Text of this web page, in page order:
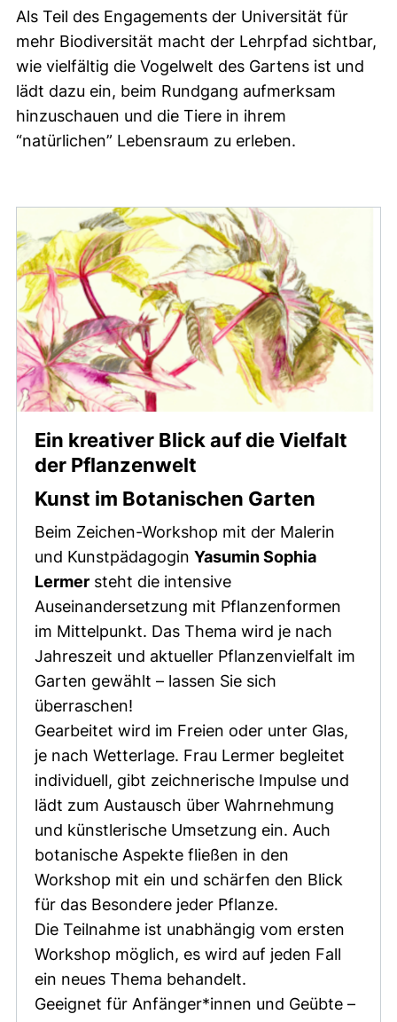
Als Teil des Engagements der Universität für
mehr Biodiversität macht der Lehrpfad sichtbar,
wie vielfältig die Vogelwelt des Gartens ist und
lädt dazu ein, beim Rundgang aufmerksam
hinzuschauen und die Tiere in ihrem
“natürlichen” Lebensraum zu erleben.
Ein kreativer Blick auf die Vielfalt
der Pflanzenwelt
Kunst im Botanischen Garten
Beim Zeichen-Workshop mit der Malerin
und Kunstpädagogin Yasumin Sophia
Lermer steht die intensive
Auseinandersetzung mit Pflanzenformen
im Mittelpunkt. Das Thema wird je nach
Jahreszeit und aktueller Pflanzenvielfalt im
Garten gewählt – lassen Sie sich
überraschen!
Gearbeitet wird im Freien oder unter Glas,
je nach Wetterlage. Frau Lermer begleitet
individuell, gibt zeichnerische Impulse und
lädt zum Austausch über Wahrnehmung
und künstlerische Umsetzung ein. Auch
botanische Aspekte fließen in den
Workshop mit ein und schärfen den Blick
für das Besondere jeder Pflanze.
Die Teilnahme ist unabhängig vom ersten
Workshop möglich, es wird auf jeden Fall
ein neues Thema behandelt.
Geeignet für Anfänger*innen und Geübte –